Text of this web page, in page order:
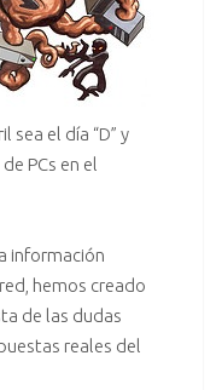
sea el día “D” y
PCs en el
información
hemos creado
de las dudas
reales del